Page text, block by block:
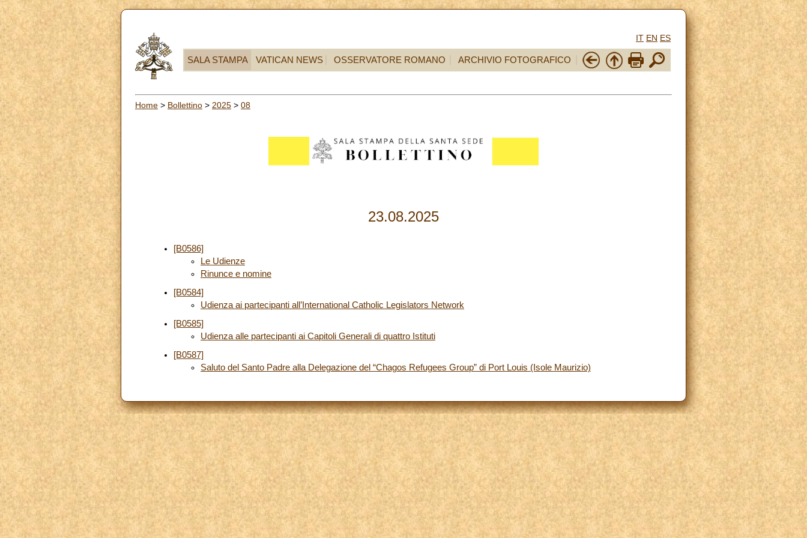
IT EN ES
SALA STAMPA VATICAN NEWS OSSERVATORE ROMANO ARCHIVIO FOTOGRAFICO
Home > Bollettino > 2025 > 08
23.08.2025
[B0586]
Le Udienze
Rinunce e nomine
[B0584]
Udienza ai partecipanti all’International Catholic Legislators Network
[B0585]
Udienza alle partecipanti ai Capitoli Generali di quattro Istituti
[B0587]
Saluto del Santo Padre alla Delegazione del “Chagos Refugees Group” di Port Louis (Isole Maurizio)